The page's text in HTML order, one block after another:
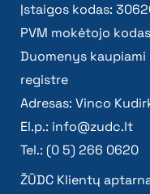
Įstaigos kodas:
PVM mokėtojo
Duomenys
registre
Adresas: Vinco
El.p.: info@zudc.lt
Tel.: (0 5) 266 0620
ŽŪDC Klientų